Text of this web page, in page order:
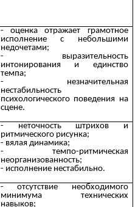
- оценка отражает грамотное
исполнение с небольшими
недочетами;
- выразительность
интонирования и единство
темпа;
- незначительная
нестабильность
психологического поведения на
сцене.
- неточность штрихов и
ритмического рисунка;
- вялая динамика;
- темпо-ритмическая
неорганизованность;
- исполнение нестабильно.
- отсутствие необходимого
минимума технических
навыков;